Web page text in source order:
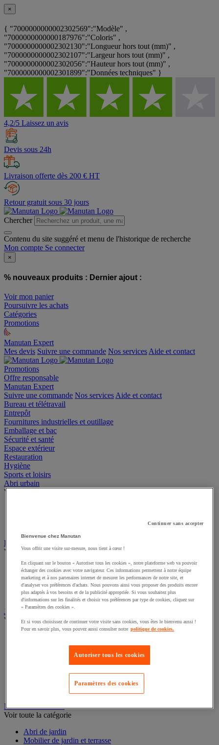
×
{ "7000000000002302569":"Modèle" ,
"7000000000000187976":"Coloris" ,
"7000000000002302130":"Longueur hors tout (mm)" ,
"7000000000002302107":"Largeur hors tout (mm)" ,
"7000000000002302056":"Hauteur hors tout (mm)" ,
"7000000000002301899":"Données techniques" }
4,2/5 Laissez un avis
Devis sous 24h
Livraison offerte dès 200 € HT
Retour gratuit sous 30 jours
Chercher
Contenu du site suggéré et menu de l'historique de recherche
Mon compte Se connecter
×
% nouveaux produits : Dernier ajout :
Voir mon panier
Poursuivre les achats
Catégories
Promotions
Manutan Expert
offre reconditionnée
Mes devis Suivre une commande Nos services
Promotions
Offre responsable
Manutan Expert
Suivre une commande
Bureau et télétravail
Entrepôt
Fournitures industrielles et outillage
Emballage et bac
Sécurité et santé
Espace extérieur
Restauration
Hygiène
Sports et loisirs
Abri urbain
Abri polyvalent toile
Drapeau
Voir toute la catégorie
Drapeau officiel
Drapeau publicitaire
Manche à air
Mât
Jardin
Voir toute la catégorie
Grillage, canisse et palissade
Outillage motorisé de jardin
Mobilier d'extérieur
Abri de jardin
Continuer sans accepter
Bienvenue chez Manutan
Vous offrir une visite sur-mesure, nous tient à cœur !
En cliquant sur le bouton « Autoriser tous les cookies », notre plateforme web va pouvoir
échanger des cookies avec votre navigateur. Ces informations permettent à notre équipe
marketing et à nos partenaires internet de mesurer les performances de notre site, et
d'analyser vos préférences d'achats. Nous pouvons ainsi vous proposer des produits encore
plus adaptés à vos besoins et de la publicité appropriée. Si vous souhaitez plus
d'informations sur les finalités et choisir vos préférences par type de cookies, cliquez sur
« Paramètres des cookies ».
Et si vous choisissez de continuer votre visite sans cookies, vous êtes le bienvenu aussi !
Pour en savoir plus, vous pouvez aussi consulter notre politique de cookies.
Autoriser tous les cookies
Paramètres des cookies